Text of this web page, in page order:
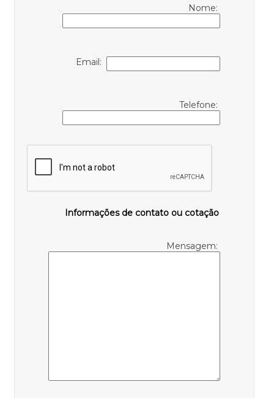
Nome:
Email:
Telefone:
Informações de contato ou cotação
Mensagem: